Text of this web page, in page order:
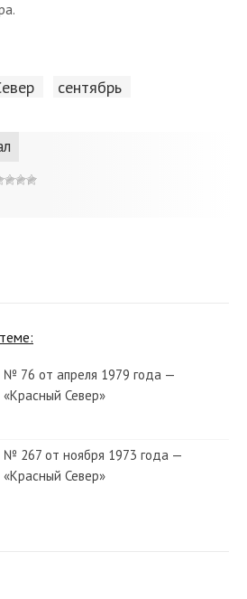
сентябрь
№ 76 от апреля 1979 года —
«Красный Север»
№ 267 от ноября 1973 года —
«Красный Север»